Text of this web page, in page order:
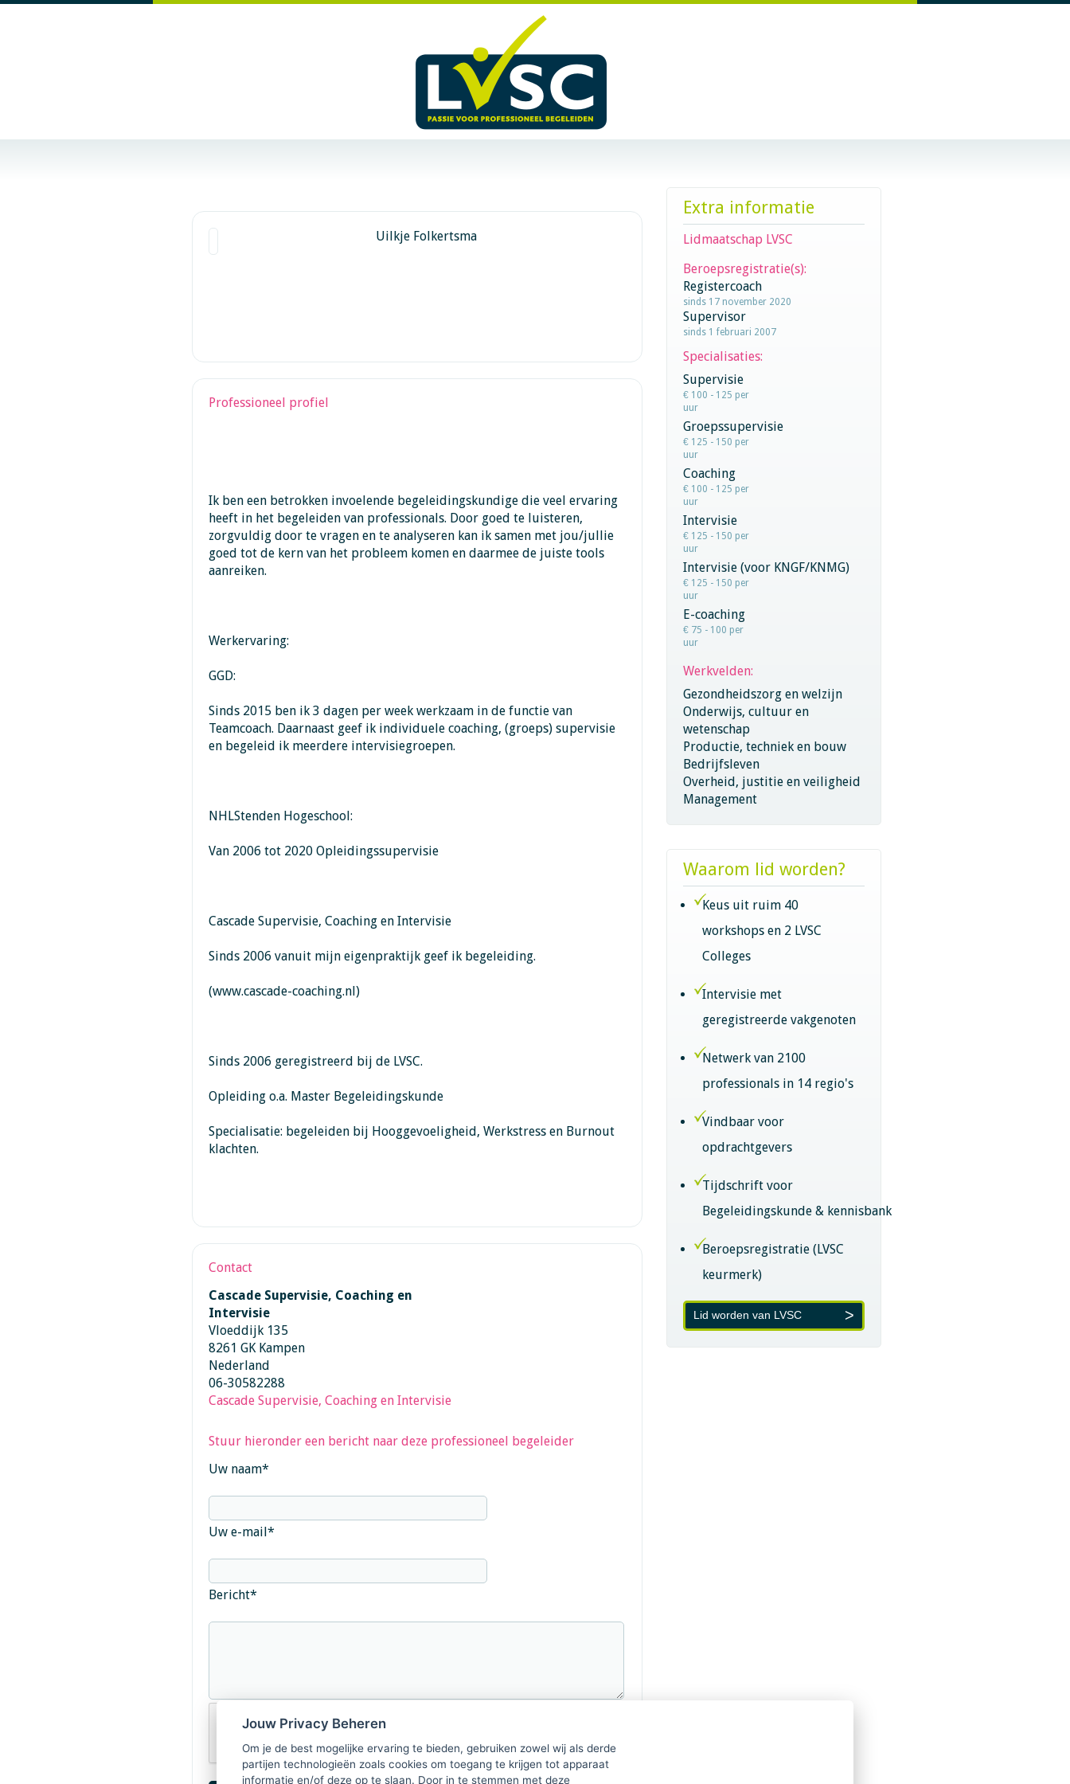
Uilkje Folkertsma
Professioneel profiel
Ik ben een betrokken invoelende begeleidingskundige die veel ervaring
heeft in het begeleiden van professionals. Door goed te luisteren,
zorgvuldig door te vragen en te analyseren kan ik samen met jou/jullie
goed tot de kern van het probleem komen en daarmee de juiste tools
aanreiken.
Werkervaring:
GGD:
Sinds 2015 ben ik 3 dagen per week werkzaam in de functie van
Teamcoach. Daarnaast geef ik individuele coaching, (groeps) supervisie
en begeleid ik meerdere intervisiegroepen.
NHLStenden Hogeschool:
Van 2006 tot 2020 Opleidingssupervisie
Cascade Supervisie, Coaching en Intervisie
Sinds 2006 vanuit mijn eigenpraktijk geef ik begeleiding.
(www.cascade-coaching.nl)
Sinds 2006 geregistreerd bij de LVSC.
Opleiding o.a. Master Begeleidingskunde
Specialisatie: begeleiden bij Hooggevoeligheid, Werkstress en Burnout
klachten.
Contact
Cascade Supervisie, Coaching en
Intervisie
Vloeddijk 135
8261 GK Kampen
Nederland
06-30582288
Cascade Supervisie, Coaching en Intervisie
Stuur hieronder een bericht naar deze professioneel begeleider
Uw naam*
Uw e-mail*
Bericht*
Extra informatie
Lidmaatschap LVSC
Beroepsregistratie(s):
Registercoach
sinds 17 november 2020
Supervisor
sinds 1 februari 2007
Specialisaties:
Supervisie
€ 100 - 125 per
uur
Groepssupervisie
€ 125 - 150 per
uur
Coaching
€ 100 - 125 per
uur
Intervisie
€ 125 - 150 per
uur
Intervisie (voor KNGF/KNMG)
€ 125 - 150 per
uur
E-coaching
€ 75 - 100 per
uur
Werkvelden:
Gezondheidszorg en welzijn
Onderwijs, cultuur en
wetenschap
Productie, techniek en bouw
Bedrijfsleven
Overheid, justitie en veiligheid
Management
Waarom lid worden?
Keus uit ruim 40
workshops en 2 LVSC
Colleges
Intervisie met
geregistreerde vakgenoten
Netwerk van 2100
professionals in 14 regio's
Vindbaar voor
opdrachtgevers
Tijdschrift voor
Begeleidingskunde & kennisbank
Beroepsregistratie (LVSC
keurmerk)
Lid worden van LVSC
Jouw Privacy Beheren
Om je de best mogelijke ervaring te bieden, gebruiken zowel wij als derde
partijen technologieën zoals cookies om toegang te krijgen tot apparaat
informatie en/of deze op te slaan. Door in te stemmen met deze